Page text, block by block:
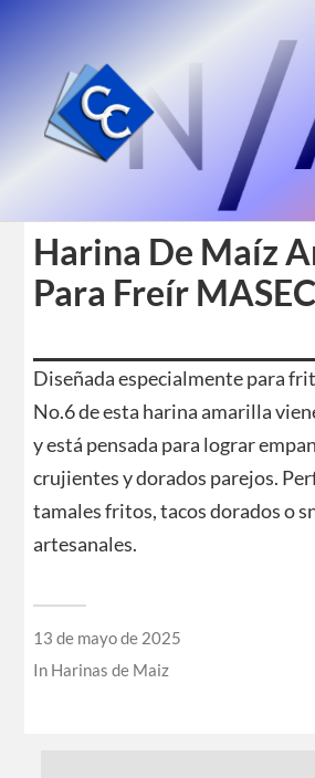
Harina De Maíz
Para Freír
Diseñada especialmente para
No.6 de esta harina amarilla
y está pensada para lograr
crujientes y dorados parejos.
tamales fritos, tacos dorados o
artesanales.
13 de mayo de 2025
In Harinas de Maiz